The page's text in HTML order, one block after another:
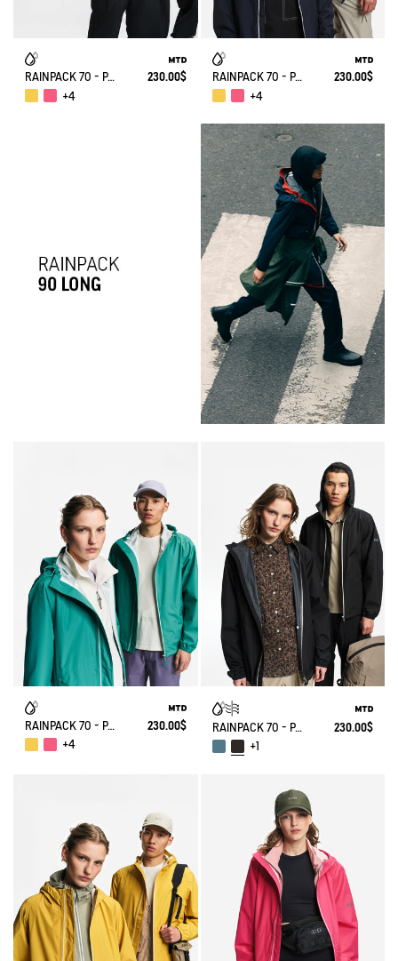
RAINPACK 70 - PACKABLE, UV-C® AND WATERPROOF JACKET
230.00$
+4
RAINPACK 70 - PACKABLE, UV-C® AND WATERPROOF JACKET
230.00$
+4
RAINPACK 70 - PACKABLE, UV-C® AND WATERPROOF JACKET
230.00$
+4
RAINPACK 70 - PACKABLE, UV-C® AND WATERPROOF JACKET
230.00$
+1